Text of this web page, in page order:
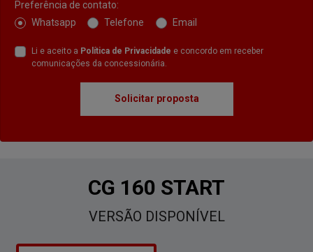
Preferência de contato:
Whatsapp
Telefone Email
Li e aceito a Política de Privacidade e concordo em receber
comunicações da concessionária.
Solicitar proposta
CG 160 START
VERSÃO DISPONÍVEL